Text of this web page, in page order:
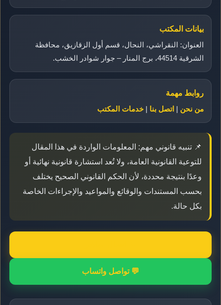
بيانات المكتب
العنوان: النقراشي، النحال، قسم أول الزقازيق، محافظة
الشرقية 44514، برج المنار – جوار شوادر الخشب.
روابط مهمة
من نحن | اتصل بنا | خدمات المكتب
📌 تنبيه قانوني مهم: المعلومات الواردة في هذا المقال
للتوعية القانونية العامة، ولا تُعد استشارة قانونية نهائية أو
وعدًا بنتيجة محددة، لأن الحكم القانوني الصحيح يختلف
بحسب المستندات والوقائع والمواعيد والإجراءات الخاصة
بكل حالة.
💬 تواصل واتساب